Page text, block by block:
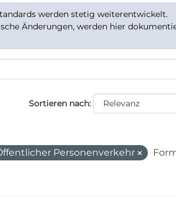
werden stetig weiterentwickelt.
Änderungen, werden hier
Sortieren nach
Personenverkehr